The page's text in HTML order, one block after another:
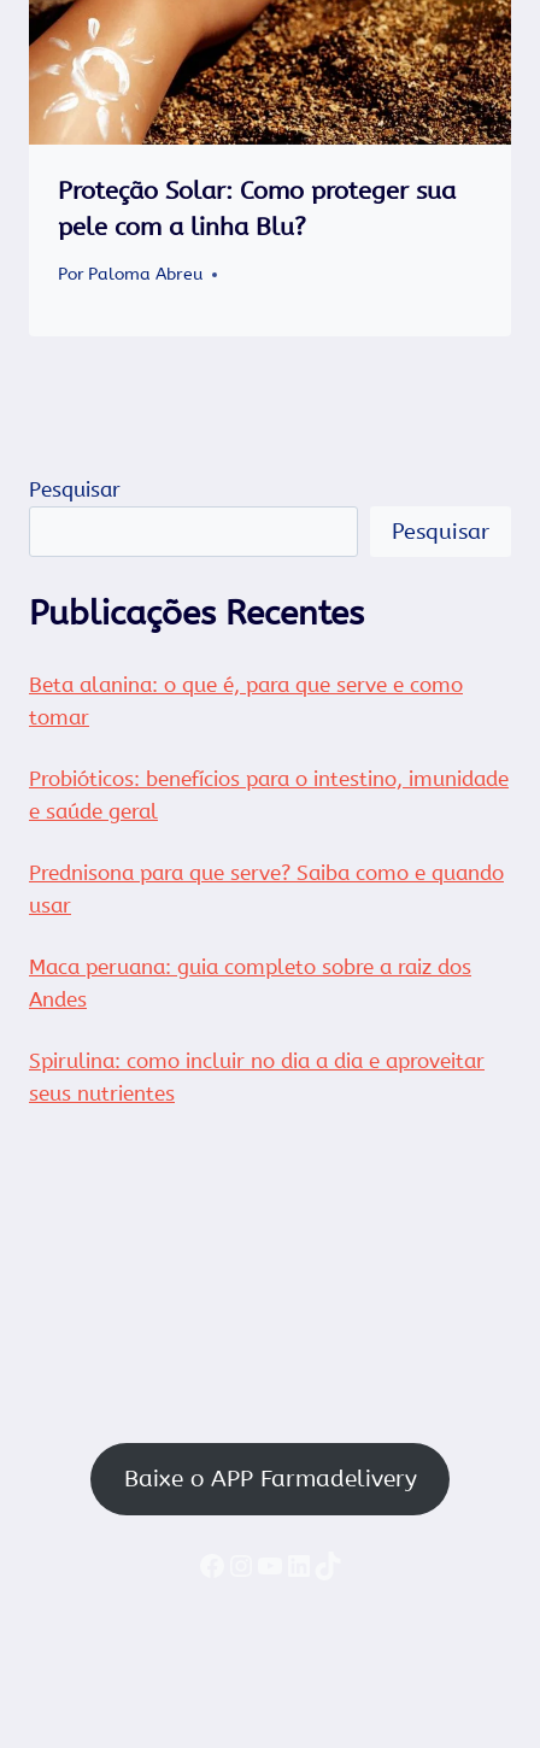
Proteção Solar: Como proteger sua
pele com a linha Blu?
Por Paloma Abreu
Pesquisar
Pesquisar
Publicações Recentes
Beta alanina: o que é, para que serve e como
tomar
Probióticos: benefícios para o intestino, imunidade
e saúde geral
Prednisona para que serve? Saiba como e quando
usar
Maca peruana: guia completo sobre a raiz dos
Andes
Spirulina: como incluir no dia a dia e aproveitar
seus nutrientes
Baixe o APP Farmadelivery